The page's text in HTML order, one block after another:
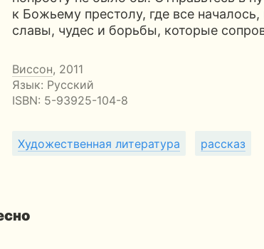
к Божьему престолу, где все
славы, чудес и борьбы, которые
Виссон, 2011
Язык: Русский
ISBN: 5-93925-104-8
Художественная литература рассказ